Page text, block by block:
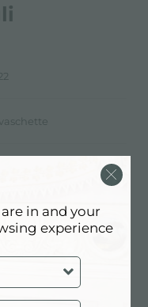
pdf
in and your
experience